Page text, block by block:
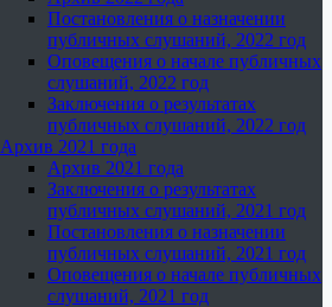
Постановления о назначении
публичных слушаний, 2022 год
Оповещения о начале публичных
слушаний, 2022 год
Заключения о результатах
публичных слушаний, 2022 год
Архив 2021 года
Архив 2021 года
Заключения о результатах
публичных слушаний, 2021 год
Постановления о назначении
публичных слушаний, 2021 год
Оповещения о начале публичных
слушаний, 2021 год